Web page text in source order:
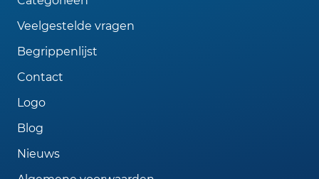
Veelgestelde vragen
Begrippenlijst
Contact
Logo
Blog
Nieuws